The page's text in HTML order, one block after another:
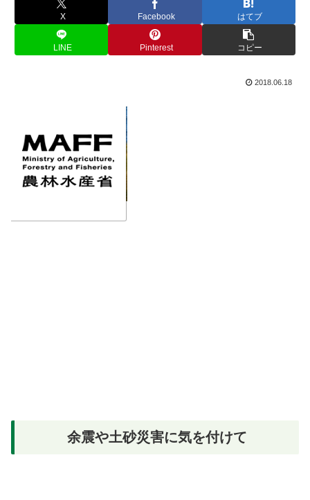
X Facebook はてブ
LINE Pinterest コピー
2018.06.18
余震や土砂災害に気を付けて